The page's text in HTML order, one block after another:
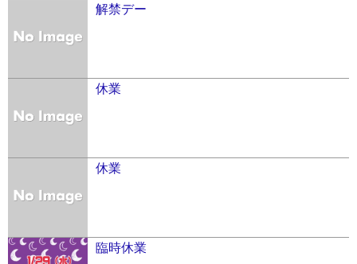
解禁デー
休業
休業
臨時休業